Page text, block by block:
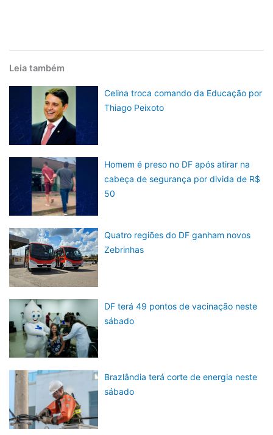
Leia também
Celina troca comando da Educação por
Thiago Peixoto
Homem é preso no DF após atirar na
cabeça de segurança por divida de R$
50
Quatro regiões do DF ganham novos
Zebrinhas
DF terá 49 pontos de vacinação neste
sábado
Brazlândia terá corte de energia neste
sábado